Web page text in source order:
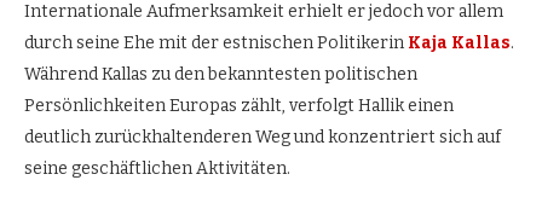
Internationale Aufmerksamkeit erhielt er jedoch vor allem
durch seine Ehe mit der estnischen Politikerin Kaja Kallas.
Während Kallas zu den bekanntesten politischen
Persönlichkeiten Europas zählt, verfolgt Hallik einen
deutlich zurückhaltenderen Weg und konzentriert sich auf
seine geschäftlichen Aktivitäten.